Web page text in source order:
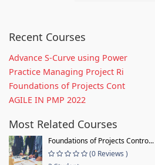
Recent Courses
Advance S-Curve using Power
Practice Managing Project Ri
Foundations of Projects Cont
AGILE IN PMP 2022
Most Related Courses
Foundations of Projects Contro...
(0 Reviews )